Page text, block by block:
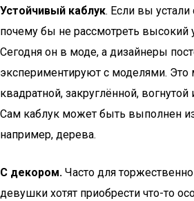
Устойчивый каблук. Если вы
почему бы не рассмотреть высокий
Сегодня он в моде, а дизайнеры
экспериментируют с моделями.
квадратной, закруглённой,
Сам каблук может быть выполнен
например, дерева.
С декором. Часто для
девушки хотят приобрести что-то